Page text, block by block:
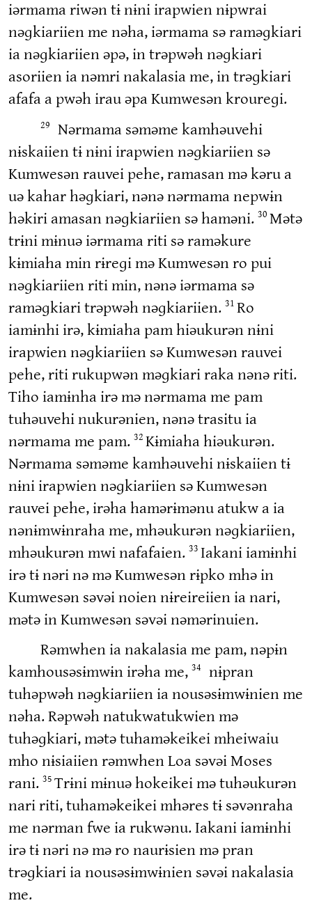
iərmama riwən tɨ nɨni irapwien nɨpwrai
nəɡkiariien me nəha, iərmama sə raməɡkiari
ia nəɡkiariien əpə, in trəpwəh nəɡkiari
asoriien ia nəmri nakalasia me, in trəɡkiari
afafa a pwəh irau əpa Kumwesən kroureɡi.
29
Nərmama səməme kamhəuvehi
nɨskaiien tɨ nɨni irapwien nəɡkiariien sə
Kumwesən rauvei pehe, ramasan mə kəru a
uə kahar həɡkiari, nənə nərmama nepwɨn
həkiri amasan nəɡkiariien sə haməni. 30 Mətə
trɨni mɨnuə iərmama riti sə raməkure
kɨmiaha min rɨreɡi mə Kumwesən ro pui
nəɡkiariien riti min, nənə iərmama sə
raməɡkiari trəpwəh nəɡkiariien. 31 Ro
iamɨnhi irə, kɨmiaha pam hiəukurən nɨni
irapwien nəɡkiariien sə Kumwesən rauvei
pehe, riti rukupwən məɡkiari raka nənə riti.
Tiho iamɨnha irə mə nərmama me pam
tuhəuvehi nukurənien, nənə trasitu ia
nərmama me pam. 32 Kɨmiaha hiəukurən.
Nərmama səməme kamhəuvehi nɨskaiien tɨ
nɨni irapwien nəɡkiariien sə Kumwesən
rauvei pehe, irəha hamərɨmənu atukw a ia
nənɨmwɨnraha me, mhəukurən nəɡkiariien,
mhəukurən mwi nafafaien. 33 Iakani iamɨnhi
irə tɨ nəri nə mə Kumwesən rɨpko mhə in
Kumwesən səvəi noien nɨreireiien ia nari,
mətə in Kumwesən səvəi nəmərinuien.
Rəmwhen ia nakalasia me pam, nəpɨn
kamhousəsɨmwɨn irəha me, 34
nɨpran
tuhəpwəh nəɡkiariien ia nousəsɨmwɨnien me
nəha. Rəpwəh natukwatukwien mə
tuhəɡkiari, mətə tuhaməkeikei mheiwaiu
mho nɨsiaiien rəmwhen Loa səvəi Moses
rani. 35 Trɨni mɨnuə hokeikei mə tuhəukurən
nari riti, tuhaməkeikei mhəres tɨ səvənraha
me nərman fwe ia rukwənu. Iakani iamɨnhi
irə tɨ nəri nə mə ro naurɨsien mə pran
trəɡkiari ia nousəsɨmwɨnien səvəi nakalasia
me.